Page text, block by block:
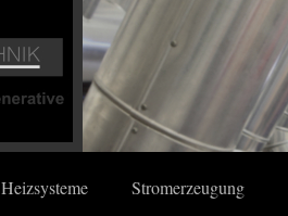
Heizsysteme Stromerzeugung